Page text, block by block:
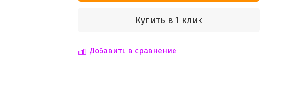
Купить в 1 клик
Добавить в сравнение